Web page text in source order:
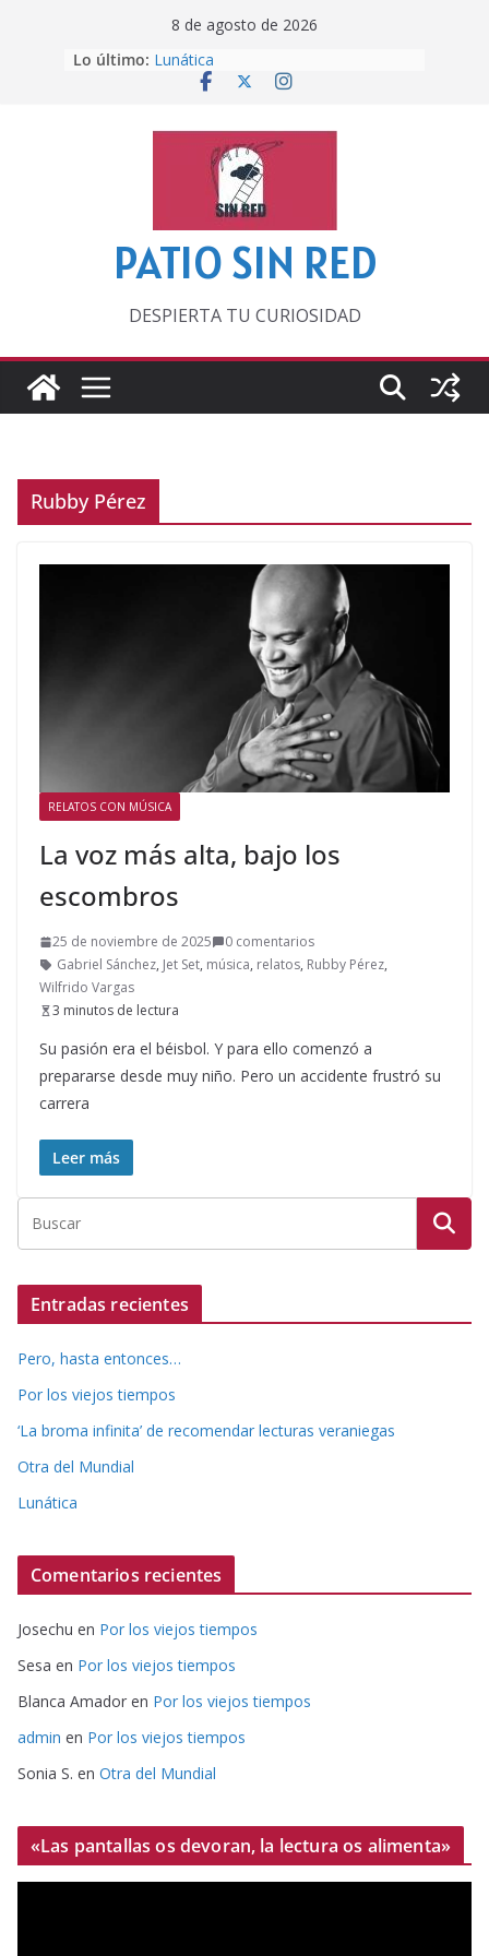
8 de agosto de 2026
Lo último: Lunática
Pero, hasta entonces…
‘La broma infinita’ de recomendar
lecturas veraniegas
Otra del Mundial
PATIO SIN RED
DESPIERTA TU CURIOSIDAD
Rubby Pérez
RELATOS CON MÚSICA
La voz más alta, bajo los
escombros
25 de noviembre de 2025
0 comentarios
Gabriel Sánchez, Jet Set, música, relatos, Rubby Pérez,
Wilfrido Vargas
3 minutos de lectura
Su pasión era el béisbol. Y para ello comenzó a
prepararse desde muy niño. Pero un accidente frustró su
carrera
Leer más
Entradas recientes
Pero, hasta entonces…
Por los viejos tiempos
‘La broma infinita’ de recomendar lecturas veraniegas
Otra del Mundial
Lunática
Comentarios recientes
Josechu en Por los viejos tiempos
Sesa en Por los viejos tiempos
Blanca Amador en Por los viejos tiempos
admin en Por los viejos tiempos
Sonia S. en Otra del Mundial
«Las pantallas os devoran, la lectura os alimenta»